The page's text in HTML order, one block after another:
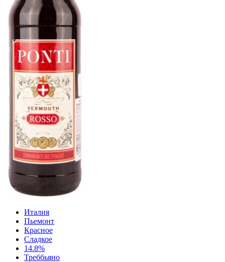
Италия
Пьемонт
Красное
Сладкое
14.8%
Треббьяно